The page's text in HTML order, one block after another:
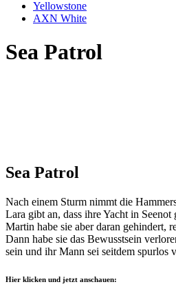
Yellowstone
AXN White
Sea Patrol
Sea Patrol
Nach einem Sturm nimmt die
Lara gibt an, dass ihre Yacht in Seenot
Martin habe sie aber daran gehindert,
Dann habe sie das Bewusstsein
sein und ihr Mann sei seitdem spurlos
Hier klicken und jetzt anschauen: